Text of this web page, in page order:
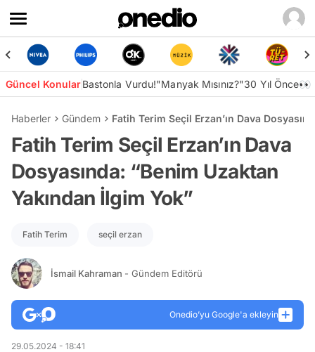
Güncel KonularBastonla Vurdu!"Manyak Mısınız?"30 Yıl Önce👀
Haberler Gündem Fatih Terim Seçil Erzan’ın Dava
Fatih Terim Seçil Erzan’ın Dava
Dosyasında: “Benim Uzaktan
Yakından İlgim Yok”
Fatih Terim seçil erzan
İsmail Kahraman - Gündem Editörü
Onedio’yu Google'a ekleyin
29.05.2024 - 18:41